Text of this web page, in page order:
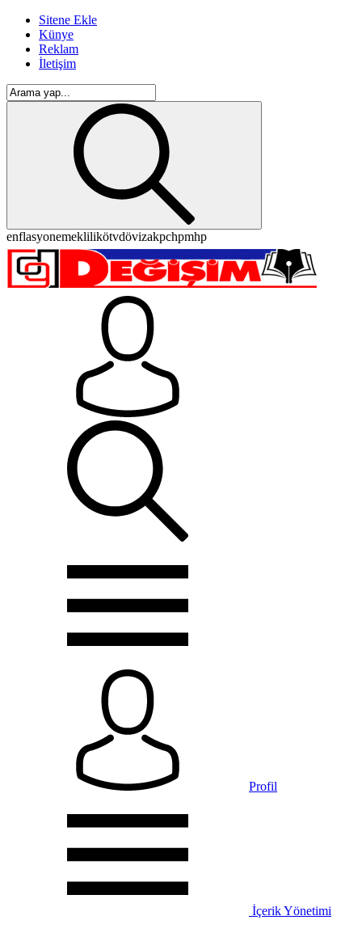
Sitene Ekle
Künye
Reklam
İletişim
enflasyonemeklilikötvdövizakpchpmhp
Profil
İçerik Yönetimi